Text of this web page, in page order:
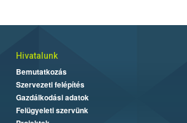
Hivatalunk
Bemutatkozás
Szervezeti felépítés
Gazdálkodási adatok
Felügyeleti szervünk